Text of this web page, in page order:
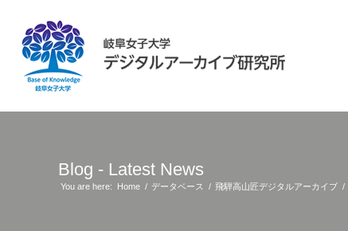
Blog - Latest News
You are here: Home / データベース / 飛騨高山匠デジタルアーカイブ /